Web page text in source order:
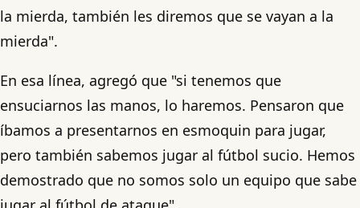
la mierda, también les diremos que se vayan a la
mierda".
En esa línea, agregó que "si tenemos que
ensuciarnos las manos, lo haremos. Pensaron que
íbamos a presentarnos en esmoquin para jugar,
pero también sabemos jugar al fútbol sucio. Hemos
demostrado que no somos solo un equipo que sabe